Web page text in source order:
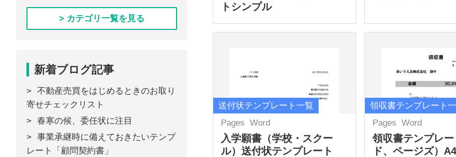
トシンプル
送付状テンプレート一覧
Pages Word
入学願書（学校・スクー
ル）送付状テンプレート
領収書テンプレート
Pages Word
領収書テンプレ
ド、ページズ）
> カテゴリ一覧を見る
新着ブログ記事
不動産売買をはじめるときのお取り
寄せチェックリスト
春寒の候、委任状に注目
事業承継時に備えておきたいテンプ
レート「顧問契約書」